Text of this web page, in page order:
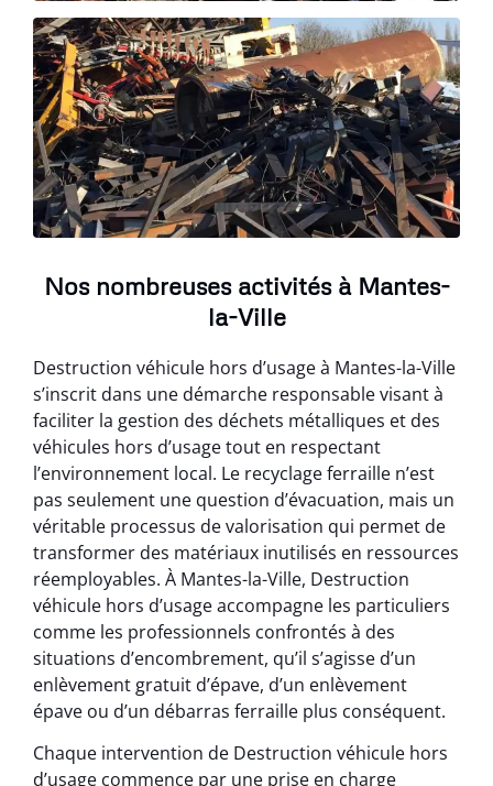
Nos nombreuses activités à Mantes-
la-Ville
Destruction véhicule hors d’usage à Mantes-la-Ville
s’inscrit dans une démarche responsable visant à
faciliter la gestion des déchets métalliques et des
véhicules hors d’usage tout en respectant
l’environnement local. Le recyclage ferraille n’est
pas seulement une question d’évacuation, mais un
véritable processus de valorisation qui permet de
transformer des matériaux inutilisés en ressources
réemployables. À Mantes-la-Ville, Destruction
véhicule hors d’usage accompagne les particuliers
comme les professionnels confrontés à des
situations d’encombrement, qu’il s’agisse d’un
enlèvement gratuit d’épave, d’un enlèvement
épave ou d’un débarras ferraille plus conséquent.
Chaque intervention de Destruction véhicule hors
d’usage commence par une prise en charge